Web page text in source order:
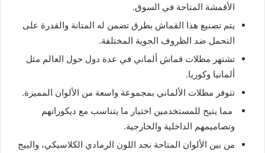
الأقمشة المتاحة في السوق.
يتم تصنيع هذا القماش بطرق تضمن له المتانة والقدرة على
التحمل ضد الظروف الجوية المختلفة.
تشتهر مظلات قماش ألماني في عدة دول حول العالم مثل
ألمانيا وكوريا.
تتوفر مظلات الألماني بمجموعة واسعة من الألوان المميزة.
مما يتيح للمستخدمين اختيار ما يتناسب مع ديكوراتهم
وتصاميمهم الداخلية والخارجية.
من بين الألوان المتاحة نجد اللون الرمادي الكلاسيكي، والبيج